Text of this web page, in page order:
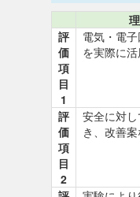
評
価
項
目
1
電気・電
を実際に活
評
価
項
目
2
安全に対
き、改善案